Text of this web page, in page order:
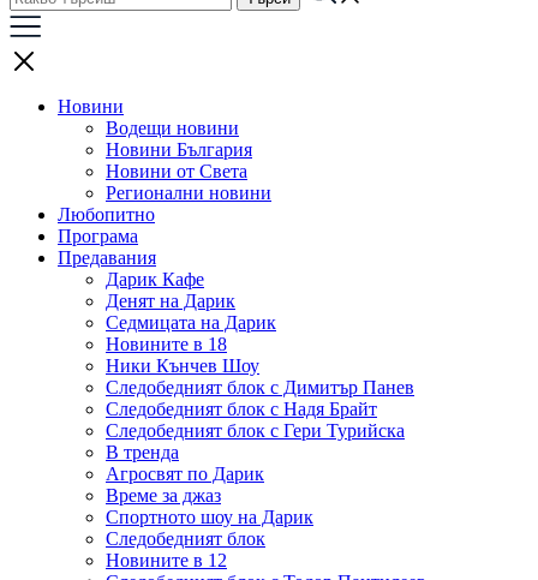
Новини
Водещи новини
Новини България
Новини от Света
Регионални новини
Любопитно
Програма
Предавания
Дарик Кафе
Денят на Дарик
Седмицата на Дарик
Новините в 18
Ники Кънчев Шоу
Следобедният блок с Димитър Панев
Следобедният блок с Надя Брайт
Следобедният блок с Гери Турийска
В тренда
Агросвят по Дарик
Време за джаз
Спортното шоу на Дарик
Следобедният блок
Новините в 12